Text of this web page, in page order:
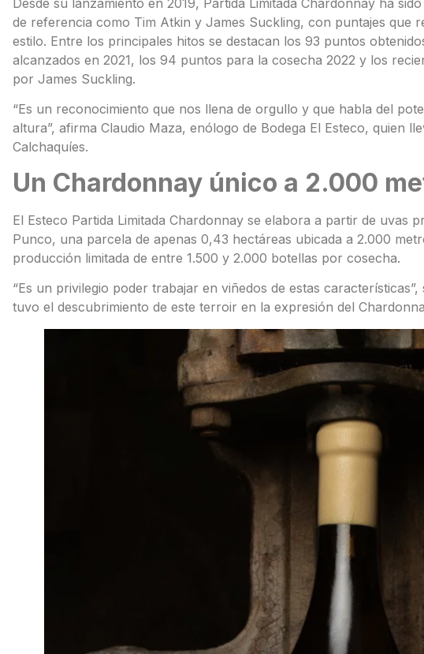
de referencia como Tim Atkin y James Suckling, con puntajes que
estilo. Entre los principales hitos se destacan los 93 puntos
alcanzados en 2021, los 94 puntos para la cosecha 2022 y los
por James Suckling.
“Es un reconocimiento que nos llena de orgullo y que habla del
altura”, afirma Claudio Maza, enólogo de Bodega El Esteco, quien
Calchaquíes.
Un Chardonnay único a 2.000
El Esteco Partida Limitada Chardonnay se elabora a partir de uvas
Punco, una parcela de apenas 0,43 hectáreas ubicada a 2.000
producción limitada de entre 1.500 y 2.000 botellas por cosecha.
“Es un privilegio poder trabajar en viñedos de estas
tuvo el descubrimiento de este terroir en la expresión del